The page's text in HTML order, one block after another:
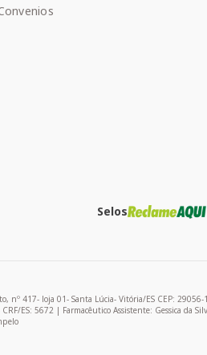
Selos
nº 417- loja 01- Santa Lúcia- Vitória/ES CEP:
ES: 5672 | Farmacêutico Assistente: Gessica da